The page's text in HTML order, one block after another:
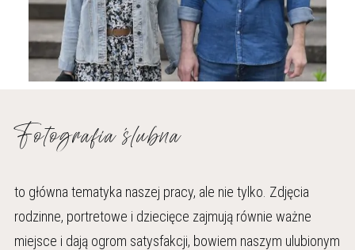
Fotografia ślubna
to główna tematyka naszej pracy, ale nie tylko. Zdjęcia
rodzinne, portretowe i dziecięce zajmują równie ważne
miejsce i dają ogrom satysfakcji, bowiem naszym ulubionym